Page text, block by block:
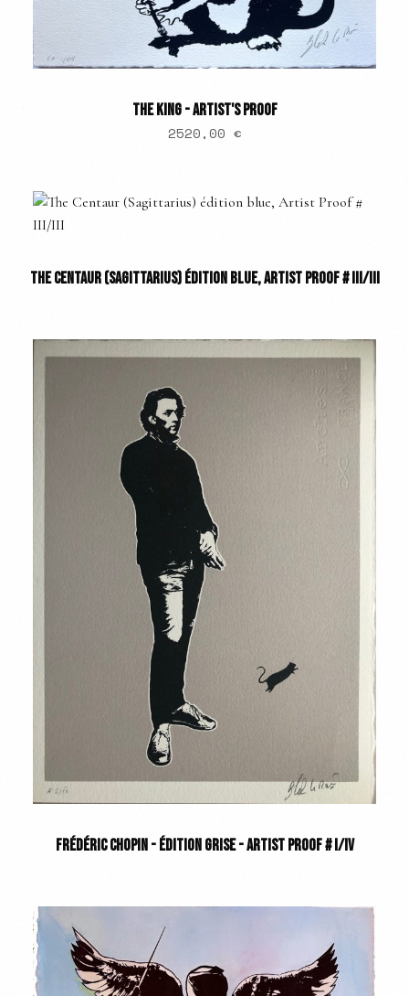
THE KING - ARTIST'S PROOF
2520,00 €
THE CENTAUR (SAGITTARIUS) ÉDITION BLUE, ARTIST PROOF # III/III
FRÉDÉRIC CHOPIN - ÉDITION GRISE - ARTIST PROOF # I/IV